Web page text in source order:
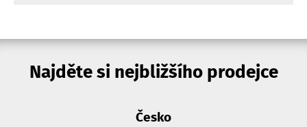
Najděte si nejbližšího prodejce
Česko